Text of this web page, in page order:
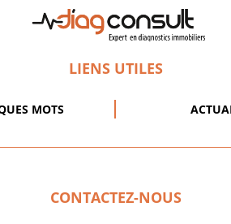
LIENS UTILES
MOTS
CONTACTEZ-NOUS